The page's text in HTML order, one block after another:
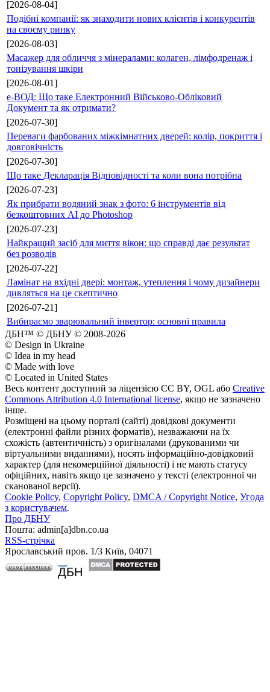
[2026-08-04]
Подібні компанії: як знаходити нових клієнтів і конкурентів
на своєму ринку
[2026-08-03]
Масажер для обличчя з мінералами: колаген, лімфодренаж і
тонізування шкіри
[2026-08-01]
е-ВОД: Що таке Електронний Військово-Обліковий
Документ та як отримати?
[2026-07-30]
Переваги фарбованих міжкімнатних дверей: колір, покриття і
довговічність
[2026-07-30]
Що таке Декларація Відповідності та коли вона потрібна
[2026-07-23]
Як прибрати водяний знак з фото: 6 інструментів від
безкоштовних AI до Photoshop
[2026-07-23]
Найкращий засіб для миття вікон: що справді дає результат
без розводів
[2026-07-22]
Ламінат на вхідні двері: монтаж, утеплення і чому дизайнери
дивляться на це скептично
[2026-07-21]
Вибираємо зварювальний інвертор: основні правила
ДБН™ © ДБНУ © 2008-2026
© Design in Ukraine
© Idea in my head
© Made with love
© Located in United States
Весь контент доступний за ліцензією CC BY, OGL або Creative
Commons Attribution 4.0 International license, якщо не зазначено
інше.
Розміщені на цьому порталі (сайті) довідкові документи
(електронні файли різних форматів), незважаючи на їх
схожість (автентичність) з оригіналами (друкованими чи
віртуальними виданнями), носять інформаційно-довідковий
характер (для некомерційної діяльності) і не мають статусу
офіційних, навіть якщо це зазначено у тексті (електронної чи
сканованої версії).
Cookie Policy, Copyright Policy, DMCA / Copyright Notice, Угода
з користувачем.
Про ДБНУ
Пошта: admin[а]dbn.co.ua
RSS-стрічка
Ярославський пров. 1/3 Київ, 04071